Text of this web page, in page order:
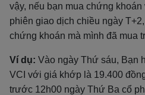
vậy, nếu bạn mua chứng
phiên giao dịch chiều ngày
chứng khoán mà mình đã mua
Ví dụ: Vào ngày Thứ sáu, Bạn
VCI với giá khớp là 19.400
trước 12h00 ngày Thứ Ba cổ